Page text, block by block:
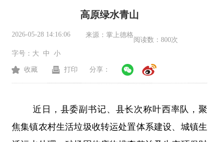
高原绿水青山
2026-05-28 14:16:06 来源： 掌上德格
阅读数： 800次
字号： 大 中 小
收藏 打印 分享：
近日，县委副书记、县长次称叶西率队，聚
焦集镇农村生活垃圾收转运处置体系建设、城镇生